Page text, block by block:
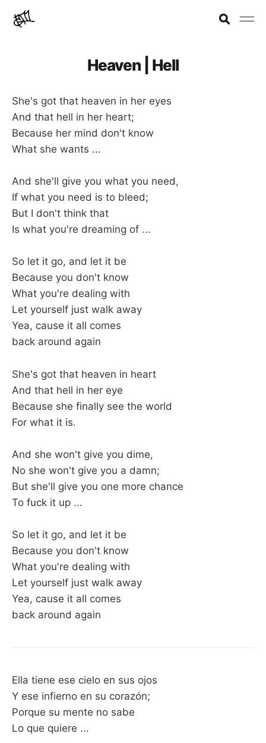
Heaven | Hell
She's got that heaven in her eyes
And that hell in her heart;
Because her mind don't know
What she wants ...
And she'll give you what you need,
If what you need is to bleed;
But I don't think that
Is what you're dreaming of ...
So let it go, and let it be
Because you don't know
What you're dealing with
Let yourself just walk away
Yea, cause it all comes
back around again
She's got that heaven in heart
And that hell in her eye
Because she finally see the world
For what it is.
And she won't give you dime,
No she won't give you a damn;
But she'll give you one more chance
To fuck it up ...
So let it go, and let it be
Because you don't know
What you're dealing with
Let yourself just walk away
Yea, cause it all comes
back around again
Ella tiene ese cielo en sus ojos
Y ese infierno en su corazón;
Porque su mente no sabe
Lo que quiere ...